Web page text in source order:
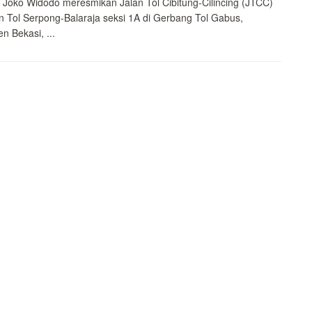
Tol Serpong-Balaraja seksi 1A di Gerbang Tol Gabus,
Bekasi, ...